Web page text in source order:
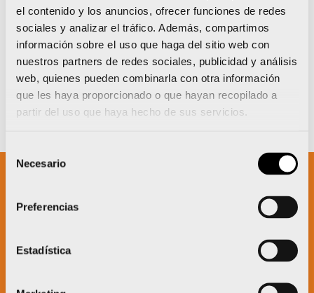
el contenido y los anuncios, ofrecer funciones de redes
sociales y analizar el tráfico. Además, compartimos
información sobre el uso que haga del sitio web con
nuestros partners de redes sociales, publicidad y análisis
web, quienes pueden combinarla con otra información
que les haya proporcionado o que hayan recopilado a
partir del uso que haya hecho de sus servicios.
Selección
Necesario
Preferencias
Estadística